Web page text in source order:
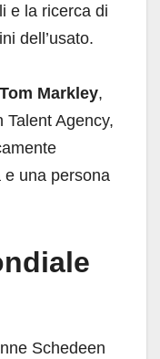
e la ricerca di
dell’usato.
Tom Markley,
Talent Agency,
e una persona
Schedeen